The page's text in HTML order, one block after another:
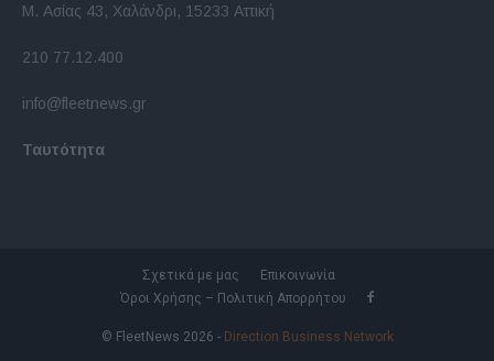
Μ. Ασίας 43, Χαλάνδρι, 15233 Αττική
210 77.12.400
info@fleetnews.gr
Ταυτότητα
Σχετικά με μας
Επικοινωνία
Όροι Χρήσης – Πολιτική Απορρήτου
© FleetNews 2026 - Direction Business Network